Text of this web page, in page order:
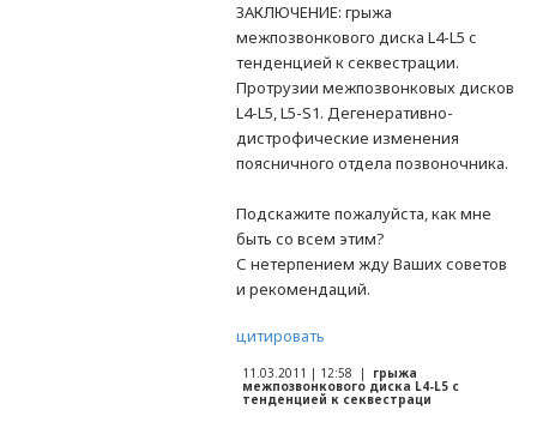
ЗАКЛЮЧЕНИЕ: грыжа
межпозвонкового диска L4-L5 с
тенденцией к секвестрации.
Протрузии межпозвонковых дисков
L4-L5, L5-S1. Дегенеративно-
дистрофические изменения
поясничного отдела позвоночника.
Подскажите пожалуйста, как мне
быть со всем этим?
С нетерпением жду Ваших советов
и рекомендаций.
цитировать
11.03.2011 | 12:58 | грыжа
межпозвонкового диска L4-L5 с
тенденцией к секвестраци